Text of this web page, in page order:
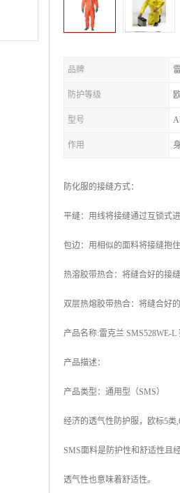
品牌
防护等级
型号
作用
防化服的接缝方式：
平缝：用线将接缝通过互锁式
包边：用相似的面料将接缝抱
热溶胶带热合：将缝合好的接
双层热熔胶带热合：将缝合好
产品名称:雷克兰 SMS528WE-
产品描述：
产品类型：通用型（SMS）
经济的透气性防护服，欧标5类
SMS面料是防护性和舒适性且
透气性也意味着舒适性。